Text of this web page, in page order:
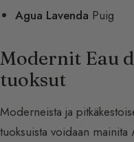
Agua Lavenda Puig
Modernit Eau
tuoksut
Moderneista ja
tuoksuista voidaan mainita